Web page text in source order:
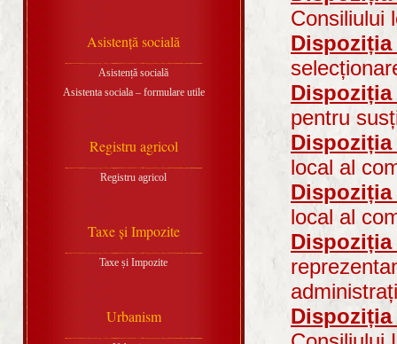
Consiliului
Dispoziția
Dispoziția
pentru
Dispoziția
local al
Dispoziția
local al
Dispoziția
Dispoziția
Asistență socială
Asistență socială
Asistenta sociala – formulare utile
Registru agricol
Registru agricol
Taxe și Impozite
Taxe și Impozite
Urbanism